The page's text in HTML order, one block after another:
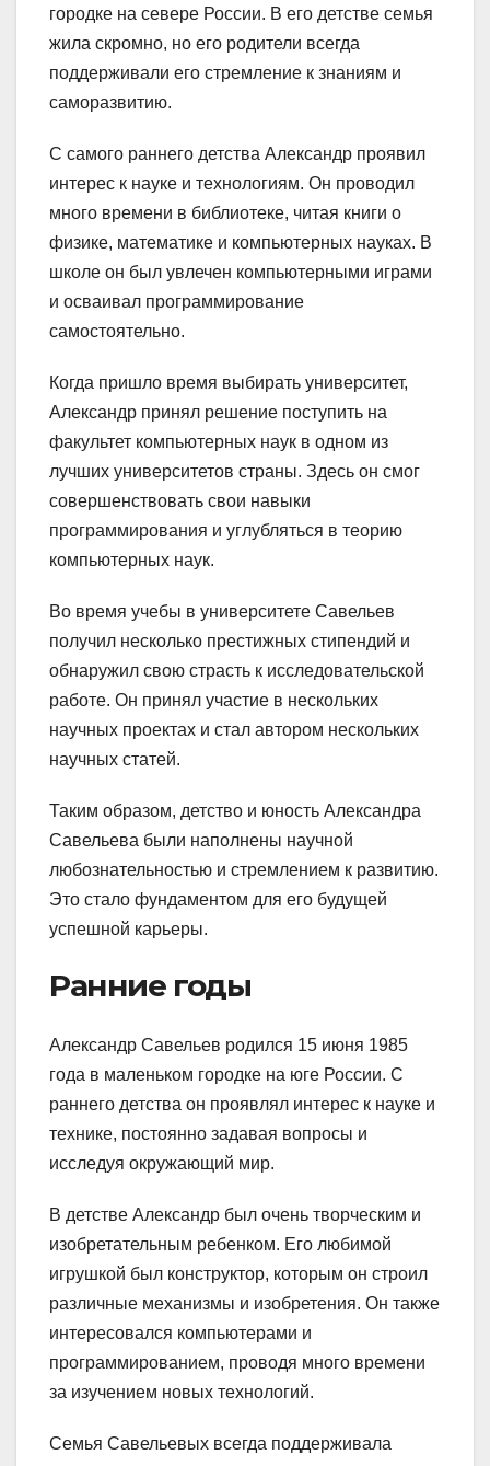
городке на севере России. В его детстве семья
жила скромно, но его родители всегда
поддерживали его стремление к знаниям и
саморазвитию.
С самого раннего детства Александр проявил
интерес к науке и технологиям. Он проводил
много времени в библиотеке, читая книги о
физике, математике и компьютерных науках. В
школе он был увлечен компьютерными играми
и осваивал программирование
самостоятельно.
Когда пришло время выбирать университет,
Александр принял решение поступить на
факультет компьютерных наук в одном из
лучших университетов страны. Здесь он смог
совершенствовать свои навыки
программирования и углубляться в теорию
компьютерных наук.
Во время учебы в университете Савельев
получил несколько престижных стипендий и
обнаружил свою страсть к исследовательской
работе. Он принял участие в нескольких
научных проектах и стал автором нескольких
научных статей.
Таким образом, детство и юность Александра
Савельева были наполнены научной
любознательностью и стремлением к развитию.
Это стало фундаментом для его будущей
успешной карьеры.
Ранние годы
Александр Савельев родился 15 июня 1985
года в маленьком городке на юге России. С
раннего детства он проявлял интерес к науке и
технике, постоянно задавая вопросы и
исследуя окружающий мир.
В детстве Александр был очень творческим и
изобретательным ребенком. Его любимой
игрушкой был конструктор, которым он строил
различные механизмы и изобретения. Он также
интересовался компьютерами и
программированием, проводя много времени
за изучением новых технологий.
Семья Савельевых всегда поддерживала